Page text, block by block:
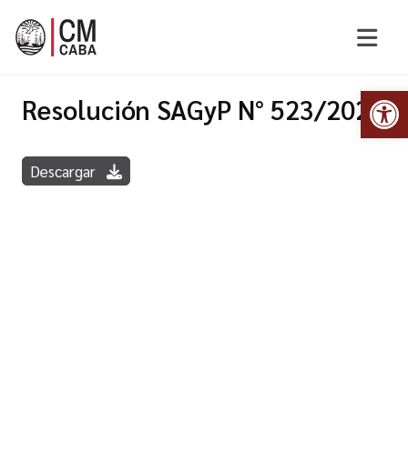
Resolución SAGyP N° 523/2022
Descargar